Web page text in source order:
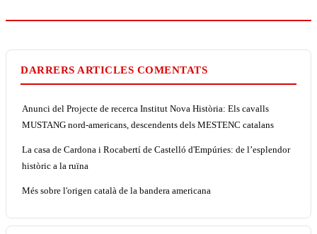
DARRERS ARTICLES COMENTATS
Anunci del Projecte de recerca Institut Nova Història: Els cavalls
MUSTANG nord-americans, descendents dels MESTENC catalans
La casa de Cardona i Rocabertí de Castelló d'Empúries: de l’esplendor
històric a la ruïna
Més sobre l'origen català de la bandera americana